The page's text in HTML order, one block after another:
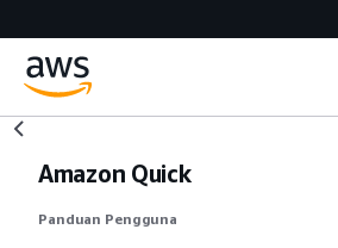
Amazon Quick
Panduan Pengguna